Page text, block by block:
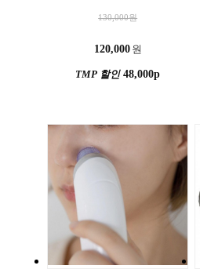
130,000원
120,000 원
TMP 할인48,000p